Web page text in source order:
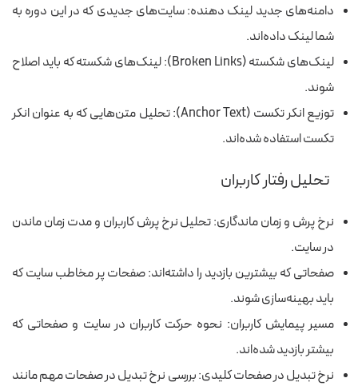
دامنه‌های جدید لینک‌ دهنده: سایت‌های جدیدی که در این دوره به
شما لینک داده‌اند.
لینک‌های شکسته (Broken Links): لینک‌های شکسته که باید اصلاح
شوند.
توزیع انکر تکست (Anchor Text): تحلیل متن‌هایی که به عنوان انکر
تکست استفاده شده‌اند.
تحلیل رفتار کاربران
نرخ پرش و زمان ماندگاری: تحلیل نرخ پرش کاربران و مدت زمان ماندن
در سایت.
صفحاتی که بیشترین بازدید را داشته‌اند: صفحات پر مخاطب سایت که
باید بهینه‌سازی شوند.
مسیر پیمایش کاربران: نحوه حرکت کاربران در سایت و صفحاتی که
بیشتر بازدید شده‌اند.
نرخ تبدیل در صفحات کلیدی: بررسی نرخ تبدیل در صفحات مهم مانند